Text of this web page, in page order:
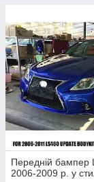
Передній бампер
2006-2009 р. у